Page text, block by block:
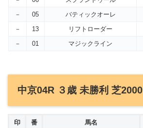
－
05 バティックオーレ
－
13 リフトローダー
－
01 マジックライン
中京04R ３歳 未勝利 芝2000
印 番 馬名